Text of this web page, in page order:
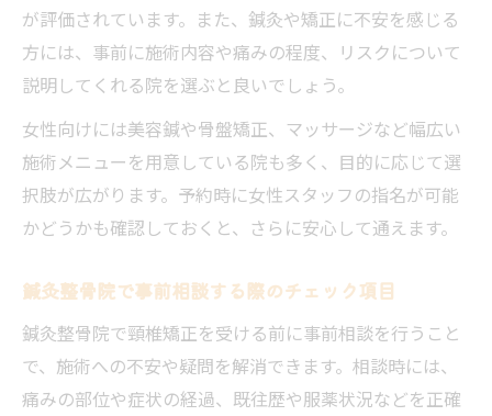
が評価されています。また、鍼灸や矯正に不安を感じる
方には、事前に施術内容や痛みの程度、リスクについて
説明してくれる院を選ぶと良いでしょう。
女性向けには美容鍼や骨盤矯正、マッサージなど幅広い
施術メニューを用意している院も多く、目的に応じて選
択肢が広がります。予約時に女性スタッフの指名が可能
かどうかも確認しておくと、さらに安心して通えます。
鍼灸整骨院で事前相談する際のチェック項目
鍼灸整骨院で頸椎矯正を受ける前に事前相談を行うこと
で、施術への不安や疑問を解消できます。相談時には、
痛みの部位や症状の経過、既往歴や服薬状況などを正確